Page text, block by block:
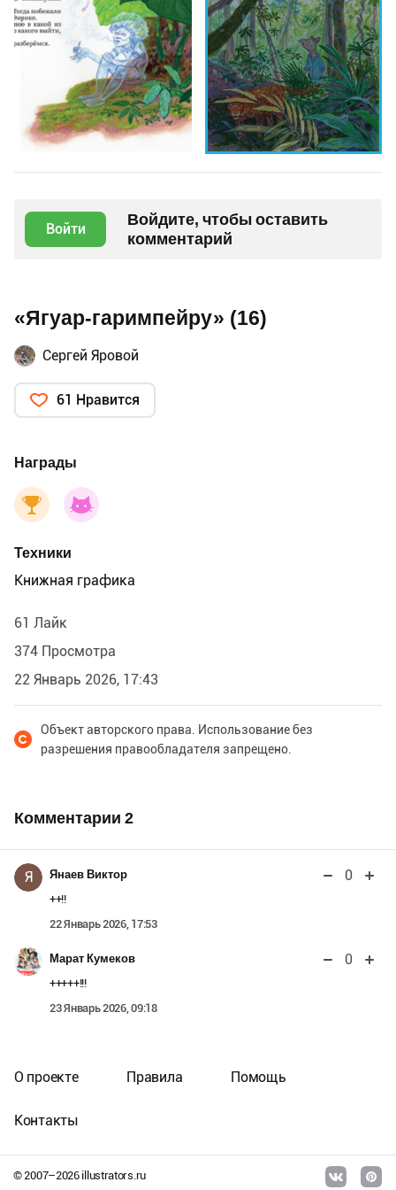
Войти
Войдите, чтобы оставить
комментарий
«Ягуар-гаримпейру» (16)
Сергей Яровой
61 Нравится
Награды
Техники
Книжная графика
61 Лайк
374 Просмотра
22 Январь 2026, 17:43
Объект авторского права. Использование без
разрешения правообладателя запрещено.
Комментарии 2
Я Янаев Виктор 0
++!!
22 Январь 2026, 17:53
Марат Кумеков 0
+++++!!!
23 Январь 2026, 09:18
© 2007–2026illustrators.ru
О проекте Правила Помощь
Контакты